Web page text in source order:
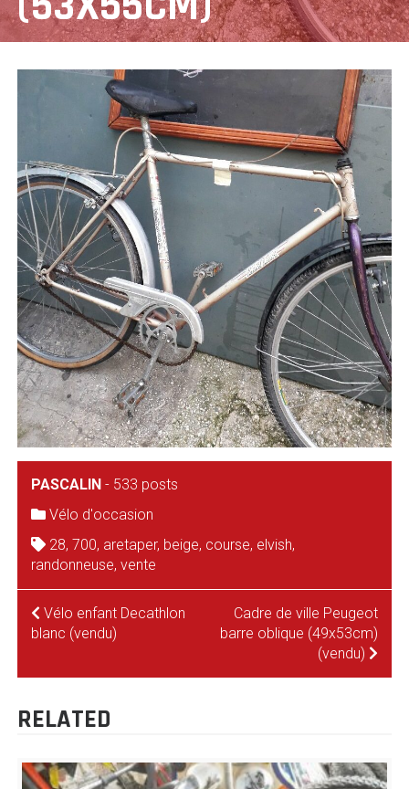
PASCALIN - 533 posts
Vélo d'occasion
28, 700, aretaper, beige, course, elvish,
randonneuse, vente
NAVIGATION
L’ARTICLE
Vélo enfant Decathlon
blanc (vendu)
Cadre de ville Peugeot
barre oblique (49x53cm)
(vendu)
RELATED